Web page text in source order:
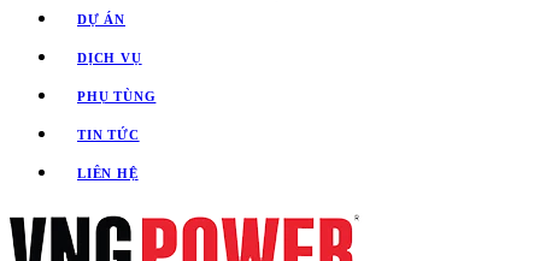
DỰ ÁN
DỊCH VỤ
PHỤ TÙNG
TIN TỨC
LIÊN HỆ